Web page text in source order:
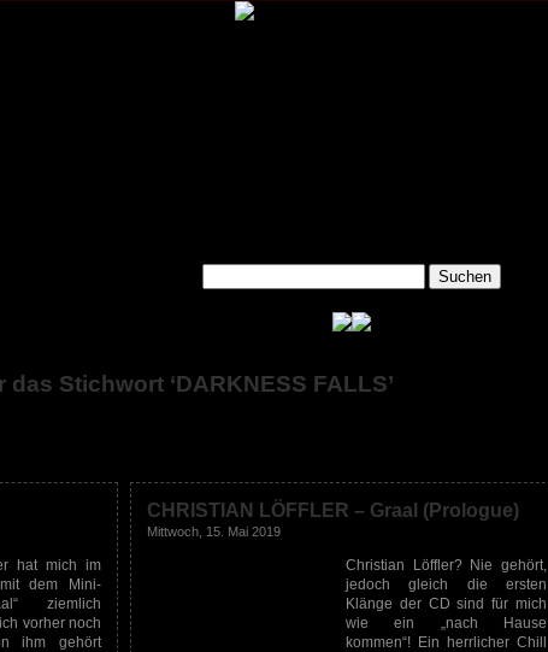
Stichwort ‘DARKNESS FALLS’
hat mich im
dem Mini-
ziemlich
vorher noch
ihm gehört
CHRISTIAN LÖFFLER – Graal (Prologue)
Mittwoch, 15. Mai 2019
Christian Löffler? Nie gehört,
jedoch gleich die ersten
Klänge der CD sind für mich
wie ein „nach Hause
kommen“! Ein herrlicher Chill